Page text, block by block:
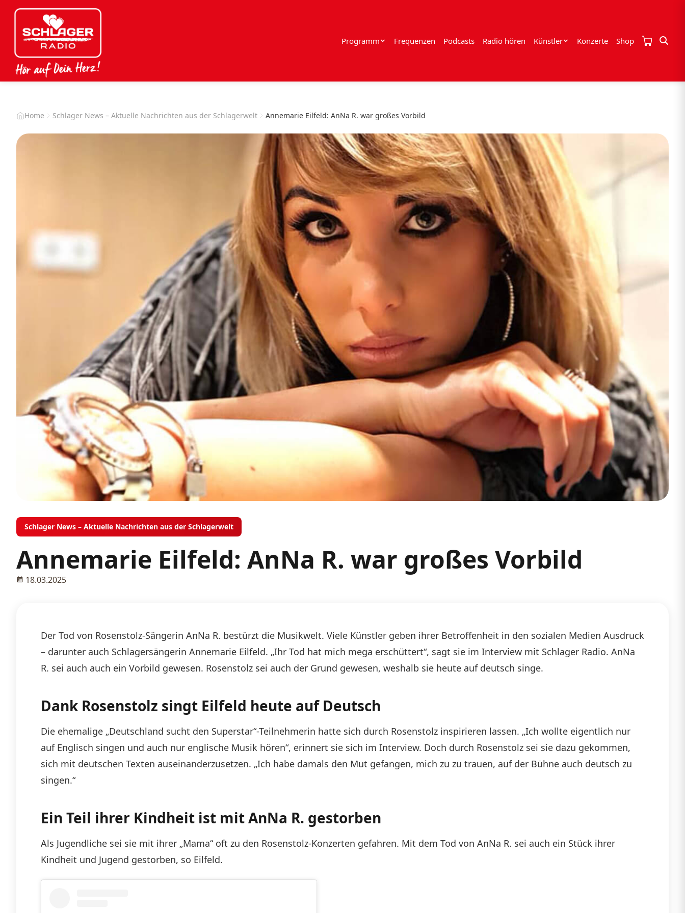
Programm Frequenzen Podcasts Radio hören Künstler Konzerte Shop
Home Schlager News – Aktuelle Nachrichten aus der Schlagerwelt Annemarie Eilfeld: AnNa R. war großes Vorbild
Schlager News – Aktuelle Nachrichten aus der Schlagerwelt
Annemarie Eilfeld: AnNa R. war großes Vorbild
18.03.2025
Der Tod von Rosenstolz-Sängerin AnNa R. bestürzt die Musikwelt. Viele Künstler geben ihrer Betroffenheit in den sozialen Medien Ausdruck
– darunter auch Schlagersängerin Annemarie Eilfeld. „Ihr Tod hat mich mega erschüttert“, sagt sie im Interview mit Schlager Radio. AnNa
R. sei auch auch ein Vorbild gewesen. Rosenstolz sei auch der Grund gewesen, weshalb sie heute auf deutsch singe.
Dank Rosenstolz singt Eilfeld heute auf Deutsch
Die ehemalige „Deutschland sucht den Superstar“-Teilnehmerin hatte sich durch Rosenstolz inspirieren lassen. „Ich wollte eigentlich nur
auf Englisch singen und auch nur englische Musik hören“, erinnert sie sich im Interview. Doch durch Rosenstolz sei sie dazu gekommen,
sich mit deutschen Texten auseinanderzusetzen. „Ich habe damals den Mut gefangen, mich zu zu trauen, auf der Bühne auch deutsch zu
singen.“
Ein Teil ihrer Kindheit ist mit AnNa R. gestorben
Als Jugendliche sei sie mit ihrer „Mama“ oft zu den Rosenstolz-Konzerten gefahren. Mit dem Tod von AnNa R. sei auch ein Stück ihrer
Kindheit und Jugend gestorben, so Eilfeld.